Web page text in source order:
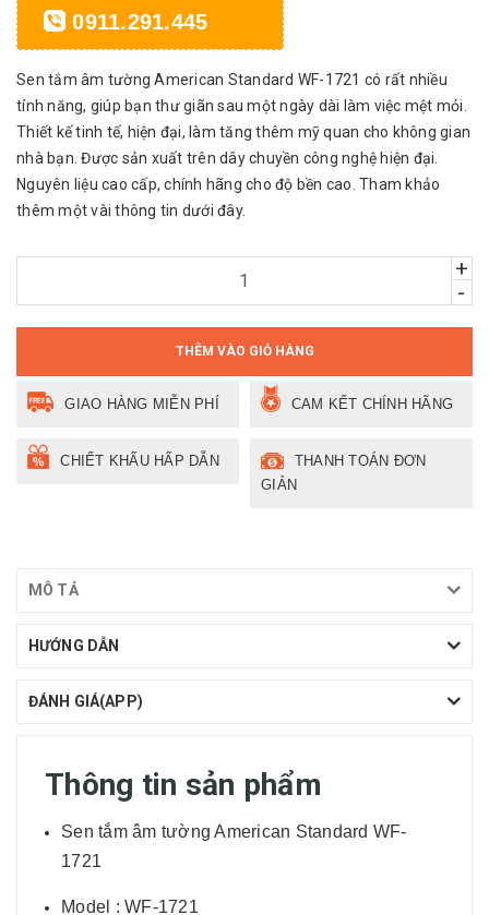
0911.291.445
Sen tắm âm tường American Standard WF-1721 có rất nhiều
tính năng, giúp bạn thư giãn sau một ngày dài làm việc mệt mỏi.
Thiết kế tinh tế, hiện đại, làm tăng thêm mỹ quan cho không gian
nhà bạn. Được sản xuất trên dây chuyền công nghệ hiện đại.
Nguyên liệu cao cấp, chính hãng cho độ bền cao. Tham khảo
thêm một vài thông tin dưới đây.
+
-
THÊM VÀO GIỎ HÀNG
GIAO HÀNG MIỄN PHÍ CAM KẾT CHÍNH HÃNG
CHIẾT KHẤU HẤP DẪN
THANH TOÁN ĐƠN
GIẢN
MÔ TẢ
HƯỚNG DẪN
ĐÁNH GIÁ(APP)
Thông tin sản phẩm
Sen tắm âm tường American Standard WF-
1721
Model : WF-1721